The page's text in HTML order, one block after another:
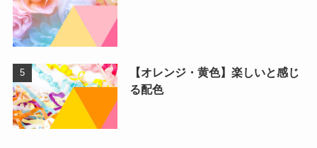
【オレンジ・黄色】楽しいと感じ
る配色